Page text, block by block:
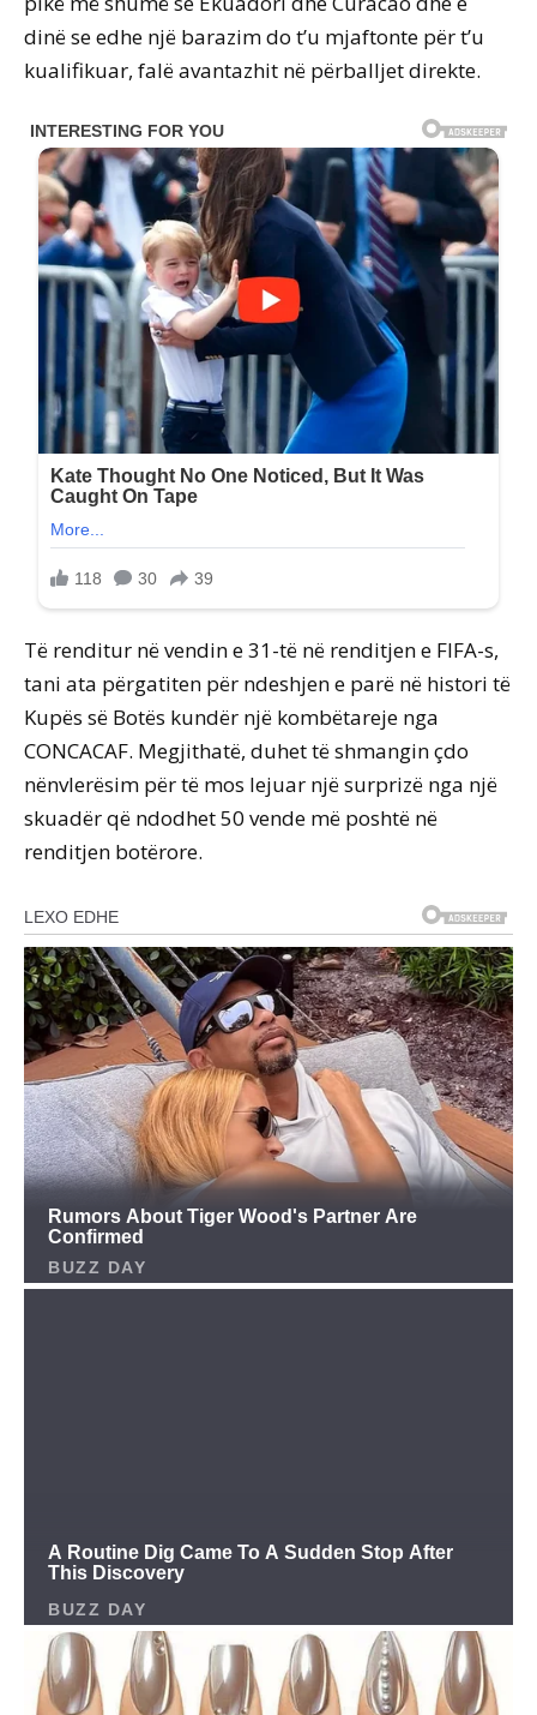
dinë se edhe një barazim do t’u mjaftonte për t’u
kualifikuar, falë avantazhit në përballjet direkte.
Të renditur në vendin e 31-të në renditjen e FIFA-s,
tani ata përgatiten për ndeshjen e parë në histori të
Kupës së Botës kundër një kombëtareje nga
CONCACAF. Megjithatë, duhet të shmangin çdo
nënvlerësim për të mos lejuar një surprizë nga një
skuadër që ndodhet 50 vende më poshtë në
renditjen botërore.